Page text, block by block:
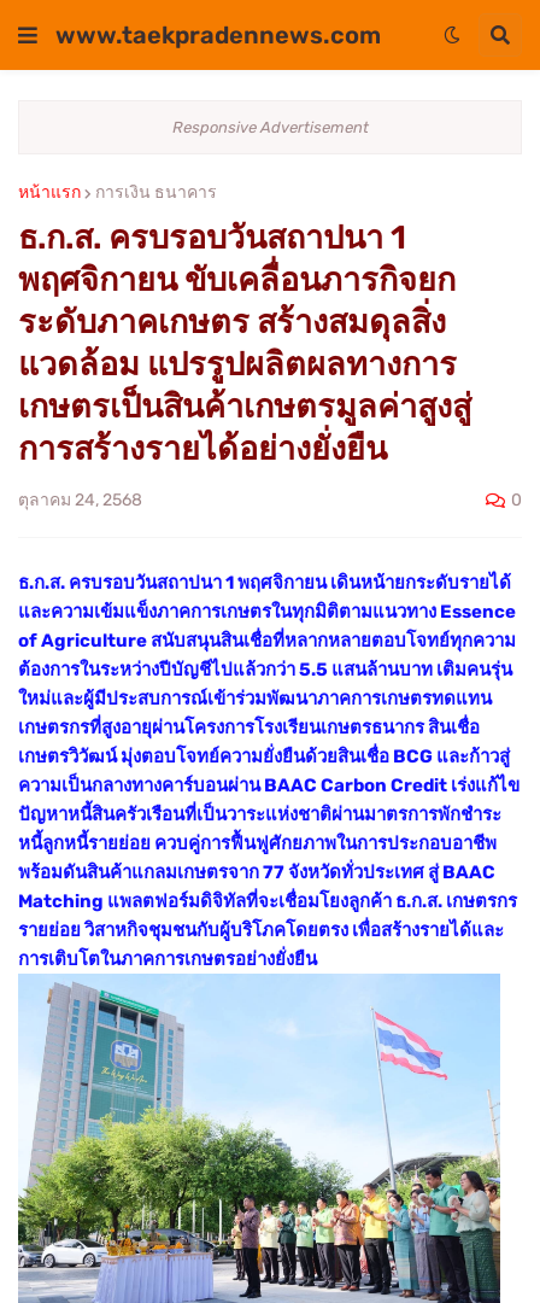
www.taekpradennews.com
Responsive Advertisement
หน้าแรก การเงิน ธนาคาร
ธ.ก.ส. ครบรอบวันสถาปนา 1
พฤศจิกายน ขับเคลื่อนภารกิจยก
ระดับภาคเกษตร สร้างสมดุลสิ่ง
แวดล้อม แปรรูปผลิตผลทางการ
เกษตรเป็นสินค้าเกษตรมูลค่าสูงสู่
การสร้างรายได้อย่างยั่งยืน
ตุลาคม 24, 2568 0
ธ.ก.ส. ครบรอบวันสถาปนา 1 พฤศจิกายน เดินหน้ายกระดับรายได้
และความเข้มแข็งภาคการเกษตรในทุกมิติตามแนวทาง Essence
of Agriculture สนับสนุนสินเชื่อที่หลากหลายตอบโจทย์ทุกความ
ต้องการในระหว่างปีบัญชีไปแล้วกว่า 5.5 แสนล้านบาท เติมคนรุ่น
ใหม่และผู้มีประสบการณ์เข้าร่วมพัฒนาภาคการเกษตรทดแทน
เกษตรกรที่สูงอายุผ่านโครงการโรงเรียนเกษตรธนากร สินเชื่อ
เกษตรวิวัฒน์ มุ่งตอบโจทย์ความยั่งยืนด้วยสินเชื่อ BCG และก้าวสู่
ความเป็นกลางทางคาร์บอนผ่าน BAAC Carbon Credit เร่งแก้ไข
ปัญหาหนี้สินครัวเรือนที่เป็นวาระแห่งชาติผ่านมาตรการพักชำระ
หนี้ลูกหนี้รายย่อย ควบคู่การฟื้นฟูศักยภาพในการประกอบอาชีพ
พร้อมดันสินค้าแกลมเกษตรจาก 77 จังหวัดทั่วประเทศ สู่ BAAC
Matching แพลตฟอร์มดิจิทัลที่จะเชื่อมโยงลูกค้า ธ.ก.ส. เกษตรกร
รายย่อย วิสาหกิจชุมชนกับผู้บริโภคโดยตรง เพื่อสร้างรายได้และ
การเติบโตในภาคการเกษตรอย่างยั่งยืน